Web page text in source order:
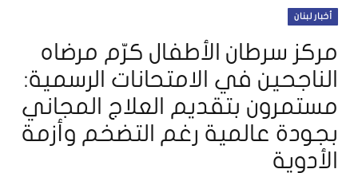
أخبار لبنان
مركز سرطان الأطفال كرّم مرضاه
الناجحين في الامتحانات الرسمية:
مستمرون بتقديم العلاج المجاني
بجودة عالمية رغم التضخم وأزمة
الأدوية